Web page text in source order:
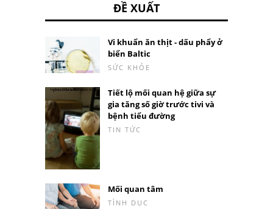
ĐỀ XUẤT
Vi khuẩn ăn thịt - dấu phẩy ở
biển Baltic
SỨC KHỎE
Tiết lộ mối quan hệ giữa sự
gia tăng số giờ trước tivi và
bệnh tiểu đường
TIN TỨC
Mối quan tâm
TÌNH DỤC